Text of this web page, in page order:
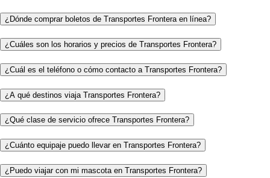
¿Dónde comprar boletos de Transportes Frontera en línea?
¿Cuáles son los horarios y precios de Transportes Frontera?
¿Cuál es el teléfono o cómo contacto a Transportes Frontera?
¿A qué destinos viaja Transportes Frontera?
¿Qué clase de servicio ofrece Transportes Frontera?
¿Cuánto equipaje puedo llevar en Transportes Frontera?
¿Puedo viajar con mi mascota en Transportes Frontera?